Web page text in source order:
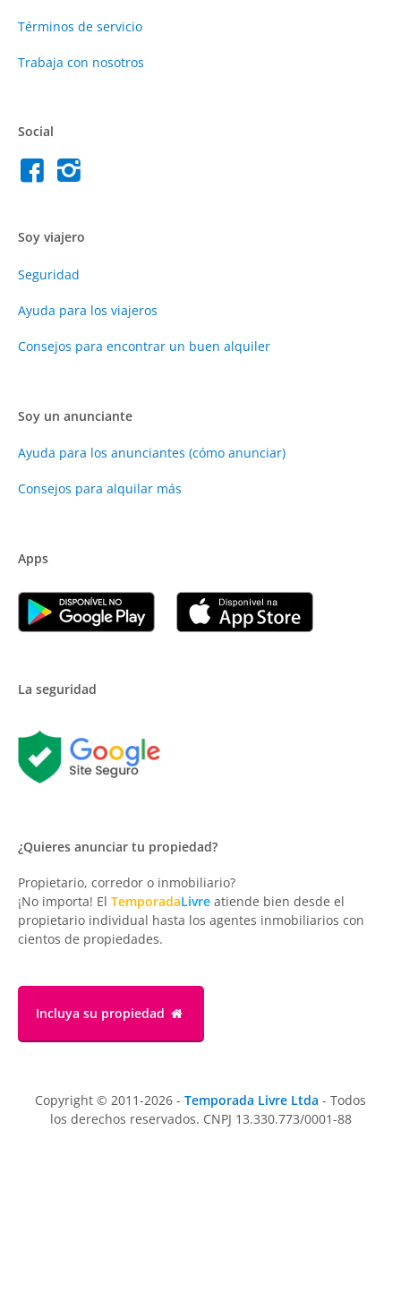
Términos de servicio
Trabaja con nosotros
Social
Soy viajero
Seguridad
Ayuda para los viajeros
Consejos para encontrar un buen alquiler
Soy un anunciante
Ayuda para los anunciantes (cómo anunciar)
Consejos para alquilar más
Apps
La seguridad
¿Quieres anunciar tu propiedad?
Propietario, corredor o inmobiliario?
¡No importa! El TemporadaLivre atiende bien desde el
propietario individual hasta los agentes inmobiliarios con
cientos de propiedades.
Incluya su propiedad
Copyright © 2011-2026 - Temporada Livre Ltda - Todos
los derechos reservados. CNPJ 13.330.773/0001-88